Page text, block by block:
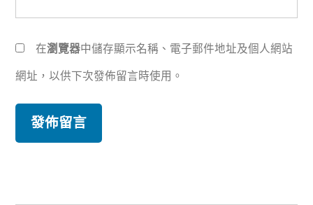
在瀏覽器中儲存顯示名稱、電子郵件地址及個人網站
網址，以供下次發佈留言時使用。